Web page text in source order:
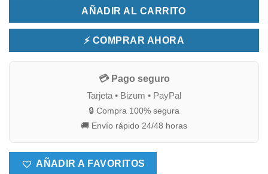
AÑADIR AL CARRITO
⚡ COMPRAR AHORA
💳 Pago seguro
Tarjeta • Bizum • PayPal
🔒 Compra 100% segura
🚚 Envío rápido 24/48 horas
AÑADIR A FAVORITOS